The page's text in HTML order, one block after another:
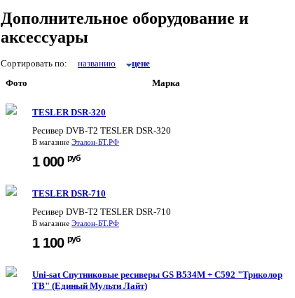
Дополнительное оборудование и
аксессуары
Сортировать по: названию
цене
Фото
Марка
TESLER DSR-320
Ресивер DVB-T2 TESLER DSR-320
В магазине Эталон-БТ.РФ
1 000 руб
TESLER DSR-710
Ресивер DVB-T2 TESLER DSR-710
В магазине Эталон-БТ.РФ
1 100 руб
Uni-sat Спутниковые ресиверы GS B534M + C592 "Триколор
ТВ" (Единый Мульти Лайт)